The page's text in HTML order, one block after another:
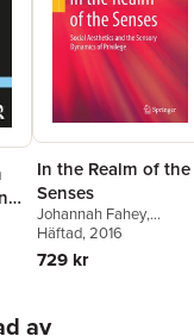
In the Realm of the
Senses
Johannah Fahey,
Howard Prosser
Matthew Shaw
Häftad, 2016
729 kr
av